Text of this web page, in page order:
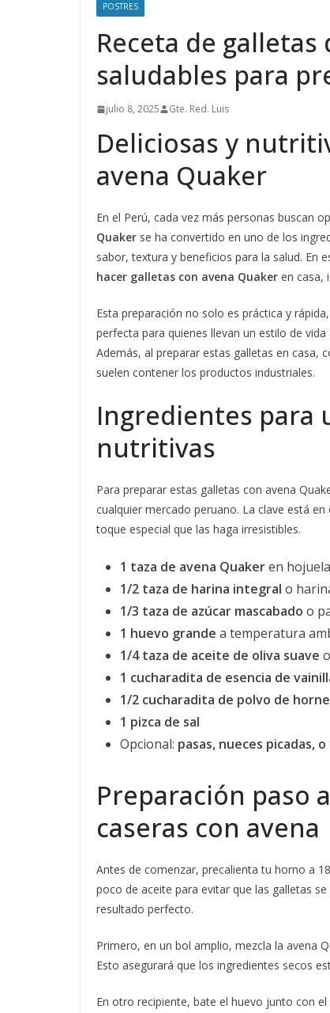
POSTRES
Receta de
saludables para
julio 8, 2025 Gte. Red. Luis
Deliciosas y
avena Quaker
En el Perú, cada vez más personas buscan
Quaker se ha convertido en uno de los
sabor, textura y beneficios para la salud. En
hacer galletas con avena Quaker en casa,
Esta preparación no solo es práctica y
perfecta para quienes llevan un estilo de
Además, al preparar estas galletas en casa,
suelen contener los productos industriales.
Ingredientes para
nutritivas
Para preparar estas galletas con avena
cualquier mercado peruano. La clave está
toque especial que las haga irresistibles.
1 taza de avena Quakeren
1/2 taza de harina integral o
1/3 taza de azúcar mascabado o
1 huevo grande a temperatura
1/4 taza de aceite de oliva suave
1 cucharadita de esencia de
1/2 cucharadita de polvo de
1 pizca de sal
Opcional: pasas, nueces picadas,
Preparación paso
caseras con avena
Antes de comenzar, precalienta tu horno a
poco de aceite para evitar que las galletas
resultado perfecto.
Primero, en un bol amplio, mezcla la avena
Esto asegurará que los ingredientes secos
En otro recipiente, bate el huevo junto con